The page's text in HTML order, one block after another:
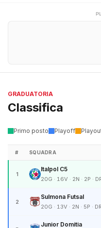
GRADUATORIA
Classifica
Primo posto Playoff
# SQUADRA
1
Italpol C5
20G · 16V · 2N · 2P ·
2
Sulmona Futsal
20G · 13V · 2N · 5P ·
Junior Domitia